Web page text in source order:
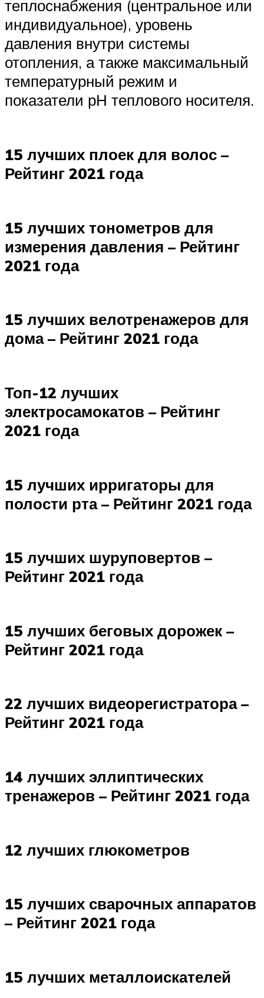
теплоснабжения (центральное или
индивидуальное), уровень
давления внутри системы
отопления, а также максимальный
температурный режим и
показатели рН теплового носителя.
15 лучших плоек для волос –
Рейтинг 2021 года
15 лучших тонометров для
измерения давления – Рейтинг
2021 года
15 лучших велотренажеров для
дома – Рейтинг 2021 года
Топ-12 лучших
электросамокатов – Рейтинг
2021 года
15 лучших ирригаторы для
полости рта – Рейтинг 2021 года
15 лучших шуруповертов –
Рейтинг 2021 года
15 лучших беговых дорожек –
Рейтинг 2021 года
22 лучших видеорегистратора –
Рейтинг 2021 года
14 лучших эллиптических
тренажеров – Рейтинг 2021 года
12 лучших глюкометров
15 лучших сварочных аппаратов
– Рейтинг 2021 года
15 лучших металлоискателей